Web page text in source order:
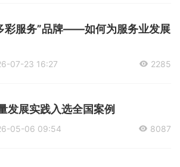
彩服务”品牌——如何为服务业发展
07-23 16:27 2285
发展实践入选全国案例
05-06 09:54 8087